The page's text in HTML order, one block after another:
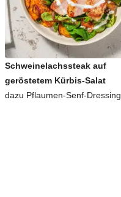
Schweinelachssteak auf
geröstetem Kürbis-Salat
dazu Pflaumen-Senf-Dressing